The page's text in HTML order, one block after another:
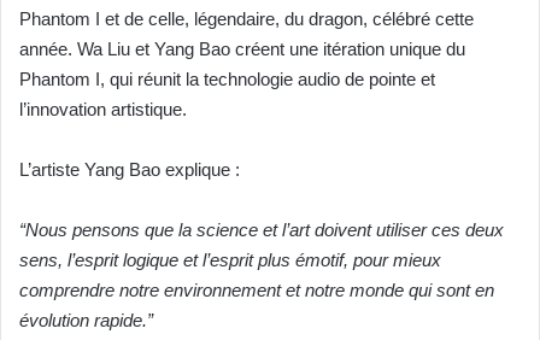
Phantom I et de celle, légendaire, du dragon, célébré cette
année. Wa Liu et Yang Bao créent une itération unique du
Phantom I, qui réunit la technologie audio de pointe et
l’innovation artistique.
L’artiste Yang Bao explique :
“Nous pensons que la science et l’art doivent utiliser ces deux
sens, l’esprit logique et l’esprit plus émotif, pour mieux
comprendre notre environnement et notre monde qui sont en
évolution rapide.”